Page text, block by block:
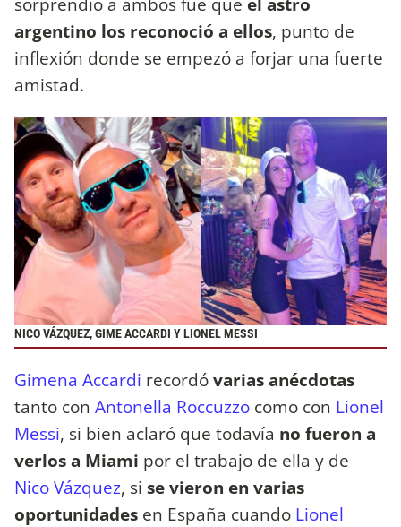
argentino los reconoció a ellos, punto de
inflexión donde se empezó a forjar una fuerte
amistad.
NICO VÁZQUEZ, GIME ACCARDI Y LIONEL MESSI
Gimena Accardi recordóvarias anécdotas
tanto con Antonella Roccuzzo como con Lionel
Messi, si bien aclaró que todavía no fueron a
verlos a Miami por el trabajo de ella y de
Nico Vázquez, si se vieron en varias
oportunidades en España cuando Lionel